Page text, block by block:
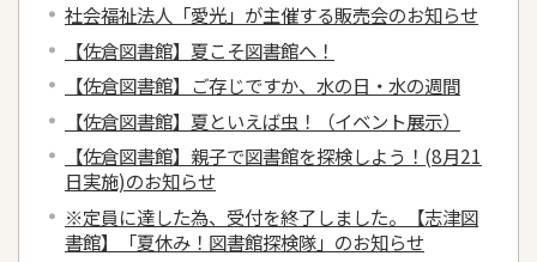
社会福祉法人「愛光」が主催する販売会のお知らせ
【佐倉図書館】夏こそ図書館へ！
【佐倉図書館】ご存じですか、水の日・水の週間
【佐倉図書館】夏といえば虫！（イベント展示）
【佐倉図書館】親子で図書館を探検しよう！(8月21
日実施)のお知らせ
※定員に達した為、受付を終了しました。【志津図
書館】「夏休み！図書館探検隊」のお知らせ